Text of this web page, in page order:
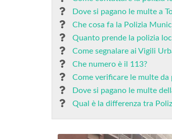
Dove si pagano le multe a
Che cosa fa la Polizia
Quanto prende la polizia
Come segnalare ai Vigili
Che numero è il 113?
Come verificare le multe da
Dove si pagano le multe
Qual è la differenza tra